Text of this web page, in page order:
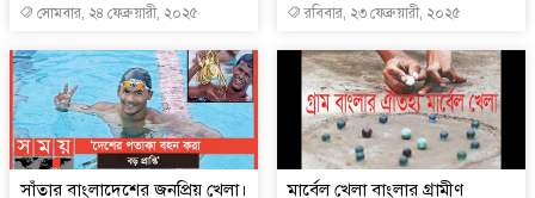
সোমবার, ২৪ ফেব্রুয়ারী, ২০২৫ রবিবার, ২৩ ফেব্রুয়ারী, ২০২৫
সাঁতার বাংলাদেশের জনপ্রিয় খেলা।
মার্বেল খেলা বাংলার গ্রামীণ